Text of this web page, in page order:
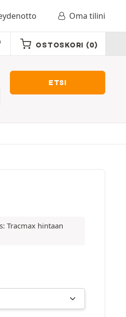
Oma tilini
OSTOSKORI (0)
ETSI
Tracmax hintaan